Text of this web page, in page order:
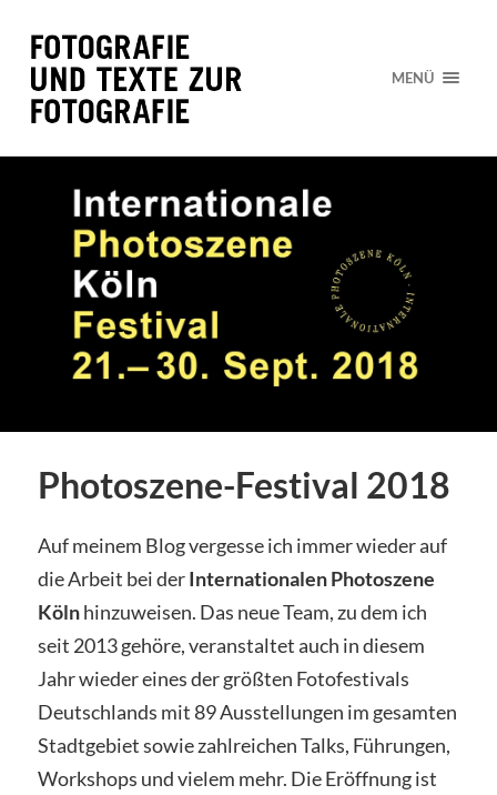
MENÜ
Photoszene-Festival 2018
Auf meinem Blog vergesse ich immer wieder auf
die Arbeit bei derInternationalen Photoszene
Kölnhinzuweisen. Das neue Team, zu dem ich
seit 2013 gehöre, veranstaltet auch in diesem
Jahr wieder eines der größten Fotofestivals
Deutschlands mit 89 Ausstellungen im gesamten
Stadtgebiet sowie zahlreichen Talks, Führungen,
Workshops und vielem mehr. Die Eröffnung ist